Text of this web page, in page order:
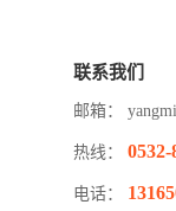
联系我们
邮箱：
热线：0532-
电话：